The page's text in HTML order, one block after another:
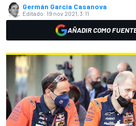
Germán Garcia Casanova
Editado: 19 nov 2021, 3:11
AÑADIR COMO